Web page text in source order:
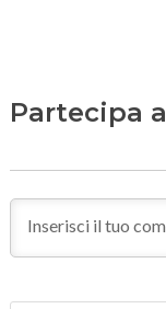
Partecipa